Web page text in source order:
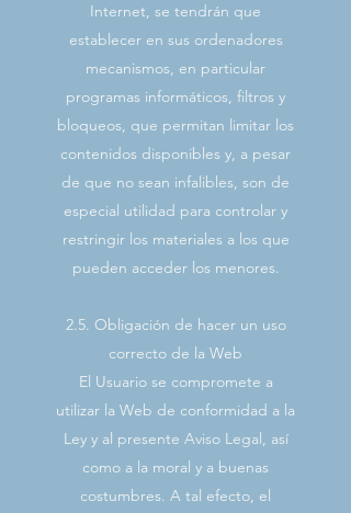
Internet, se tendrán que
establecer en sus ordenadores
mecanismos, en particular
programas informáticos, filtros y
bloqueos, que permitan limitar los
contenidos disponibles y, a pesar
de que no sean infalibles, son de
especial utilidad para controlar y
restringir los materiales a los que
pueden acceder los menores.
2.5. Obligación de hacer un uso
correcto de la Web
El Usuario se compromete a
utilizar la Web de conformidad a la
Ley y al presente Aviso Legal, así
como a la moral y a buenas
costumbres. A tal efecto, el